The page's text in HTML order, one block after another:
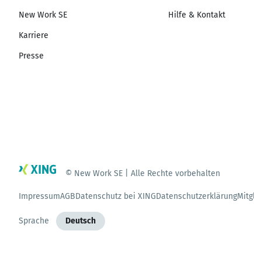
New Work SE
Karriere
Presse
Hilfe & Kontakt
© New Work SE | Alle Rechte vorbehalten
ImpressumAGBDatenschutz bei XINGDatenschutzerklärung
Sprache Deutsch